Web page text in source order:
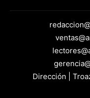
Dirección |